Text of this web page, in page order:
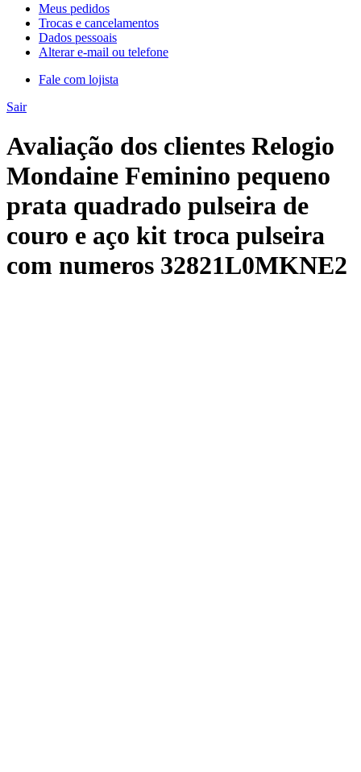
Meus pedidos
Trocas e cancelamentos
Dados pessoais
Alterar e-mail ou telefone
Fale com lojista
Sair
Avaliação dos clientes Relogio
Mondaine Feminino pequeno
prata quadrado pulseira de
couro e aço kit troca pulseira
com numeros 32821L0MKNE2